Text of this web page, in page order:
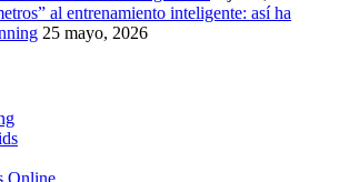
al entrenamiento inteligente: así ha
25 mayo, 2026
Online